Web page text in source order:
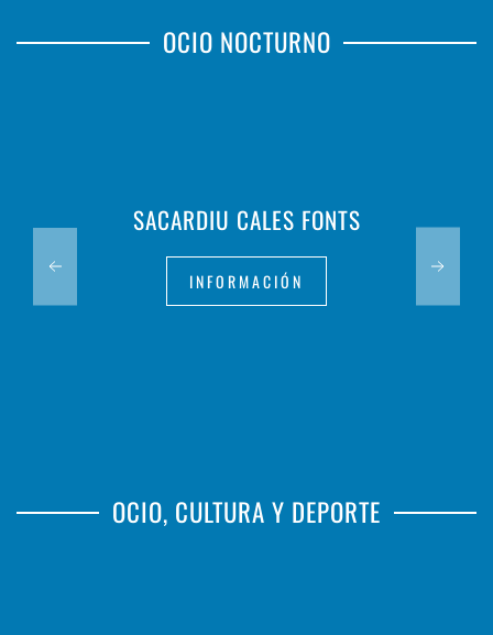
OCIO NOCTURNO
SACARDIU CALES FONTS
INFORMACIÓN
OCIO, CULTURA Y DEPORTE